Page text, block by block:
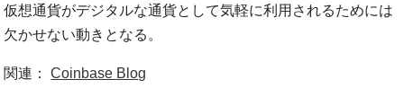
仮想通貨がデジタルな通貨として気軽に利用されるためには
欠かせない動きとなる。
関連：Coinbase Blog